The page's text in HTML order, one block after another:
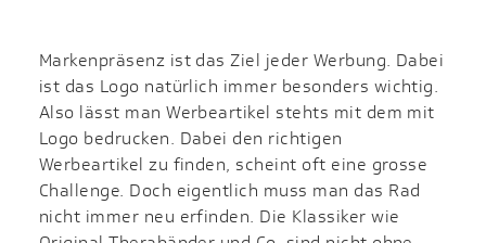
Markenpräsenz ist das Ziel jeder Werbung. Dabei
ist das Logo natürlich immer besonders wichtig.
Also lässt man Werbeartikel stehts mit dem mit
Logo bedrucken. Dabei den richtigen
Werbeartikel zu finden, scheint oft eine grosse
Challenge. Doch eigentlich muss man das Rad
nicht immer neu erfinden. Die Klassiker wie